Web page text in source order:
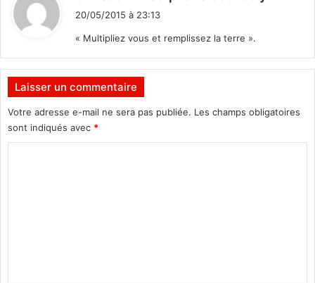
e
:
20/05/2015 à 23:13
« Multipliez vous et remplissez la terre ».
Laisser un commentaire
Votre adresse e-mail ne sera pas publiée. Les champs obligatoires
sont indiqués avec *